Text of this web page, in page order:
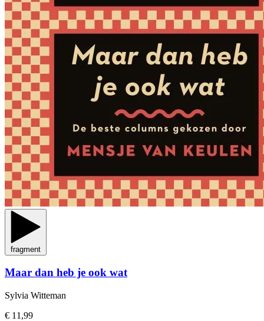
fragment
Maar dan heb je ook wat
Sylvia Witteman
€ 11,99